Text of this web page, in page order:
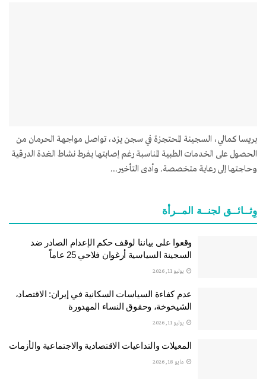
بريسا كمالي، السجينة المحتجزة في سجن يزد، تواصل مواجهة الحرمان من
الحصول على الخدمات الطبية المناسبة رغم إصابتها بفرط نشاط الغدة الدرقية
وحاجتها إلى رعاية متخصصة. وأدى التأخير...
وِثــائــق لجنــة المــرأة
وقعوا على بياننا لوقف حكم الإعدام الصادر ضد
السجينة السياسية أرغوان فلاحي 25 عاماً
يوليو 11, 2026
عدم كفاءة السياسات السكانية في إيران: الاقتصاد،
الشيخوخة، وحقوق النساء المهدورة
يوليو 11, 2026
المعيلات والتداعيات الاقتصادية والاجتماعية والأزمات
مايو 18, 2026